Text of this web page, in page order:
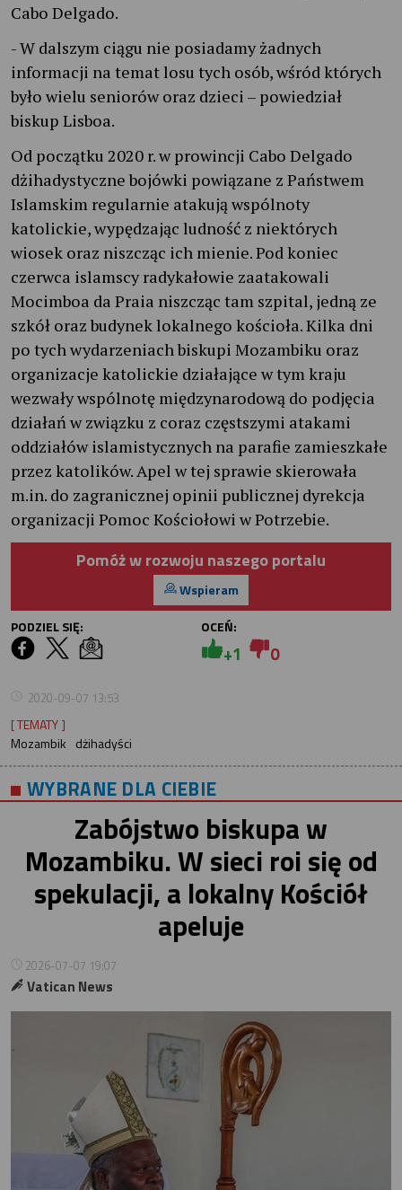
Cabo Delgado.
- W dalszym ciągu nie posiadamy żadnych
informacji na temat losu tych osób, wśród których
było wielu seniorów oraz dzieci – powiedział
biskup Lisboa.
Od początku 2020 r. w prowincji Cabo Delgado
dżihadystyczne bojówki powiązane z Państwem
Islamskim regularnie atakują wspólnoty
katolickie, wypędzając ludność z niektórych
wiosek oraz niszcząc ich mienie. Pod koniec
czerwca islamscy radykałowie zaatakowali
Mocimboa da Praia niszcząc tam szpital, jedną ze
szkół oraz budynek lokalnego kościoła. Kilka dni
po tych wydarzeniach biskupi Mozambiku oraz
organizacje katolickie działające w tym kraju
wezwały wspólnotę międzynarodową do podjęcia
działań w związku z coraz częstszymi atakami
oddziałów islamistycznych na parafie zamieszkałe
przez katolików. Apel w tej sprawie skierowała
m.in. do zagranicznej opinii publicznej dyrekcja
organizacji Pomoc Kościołowi w Potrzebie.
Pomóż w rozwoju naszego portalu
Wspieram
PODZIEL SIĘ:
OCEŃ:
+1 0
2020-09-07 13:53
[ TEMATY ]
Mozambik dżihadyści
WYBRANE DLA CIEBIE
Zabójstwo biskupa w
Mozambiku. W sieci roi się od
spekulacji, a lokalny Kościół
apeluje
2026-07-07 19:07
Vatican News